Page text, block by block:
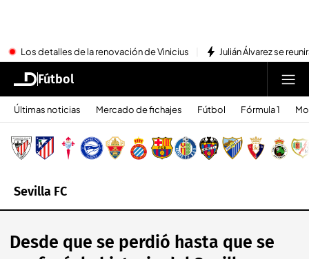
Los detalles de la renovación de Vinicius Julián Álvarez se
Fútbol
Últimas noticias Mercado de fichajes Fútbol Fórmula 1
Sevilla FC
Desde que se perdió hasta que se